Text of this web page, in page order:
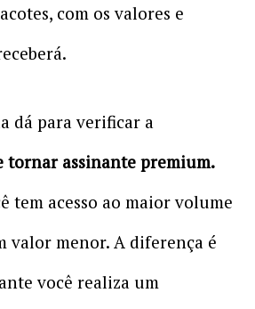
com os valores e
dá para verificar a
tornar assinante premium.
tem acesso ao maior volume
valor menor. A diferença é
você realiza um